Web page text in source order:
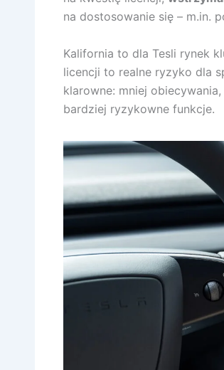
na dostosowanie się – m.in.
Kalifornia to dla Tesli rynek
licencji to realne ryzyko dla
klarowne: mniej
bardziej ryzykowne funkcje.